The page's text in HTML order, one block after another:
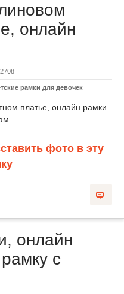
онлайн
2708
рамки для девочек
платье, онлайн рамки
фото в эту
онлайн
с